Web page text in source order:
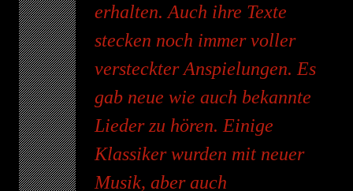
erhalten. Auch ihre Texte
stecken noch immer voller
versteckter Anspielungen. Es
gab neue wie auch bekannte
Lieder zu hören. Einige
Klassiker wurden mit neuer
Musik, aber auch